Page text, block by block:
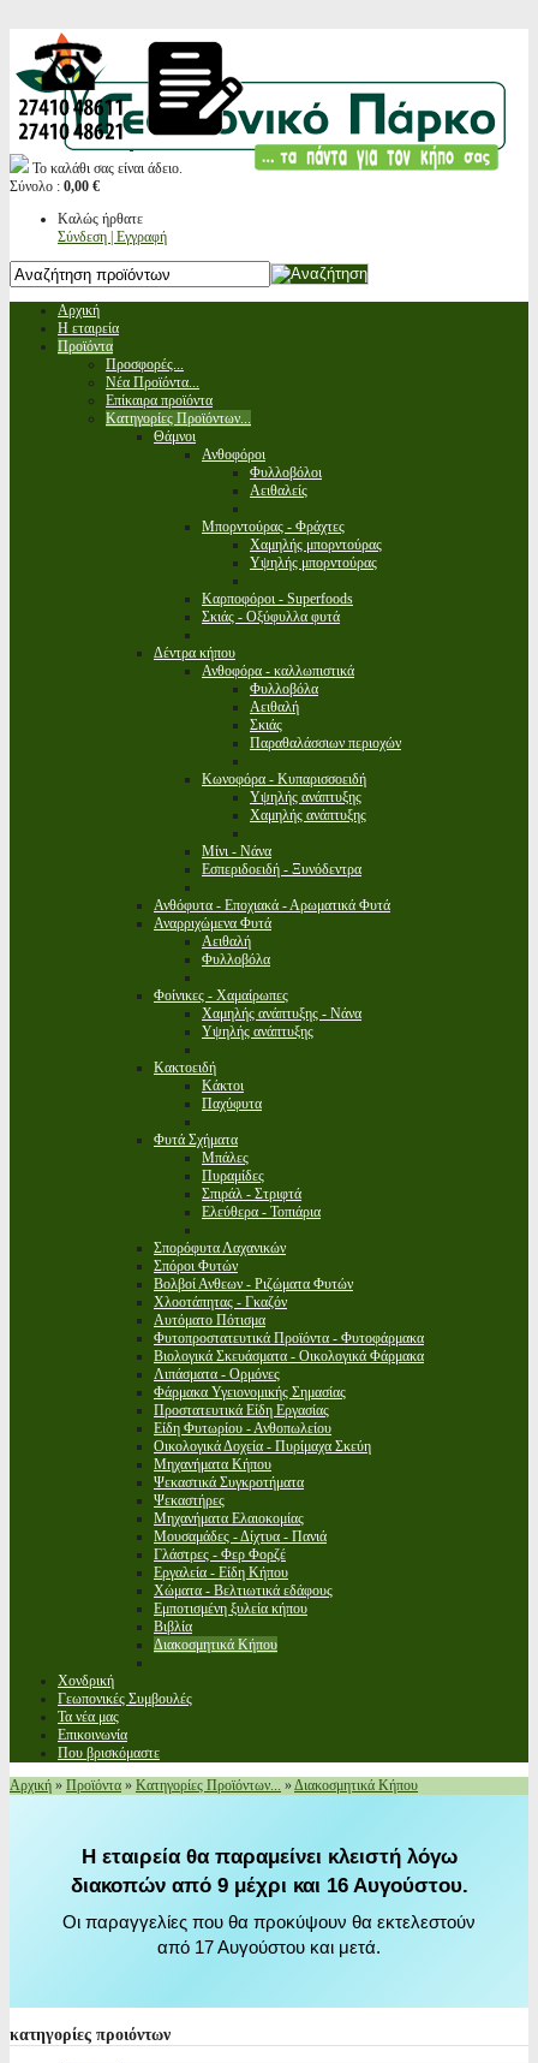
Το καλάθι σας είναι άδειο.
Σύνολο : 0,00 €
Καλώς ήρθατε
Σύνδεση | Εγγραφή
Αρχική
Η εταιρεία
Προϊόντα
Προσφορές...
Νέα Προϊόντα...
Επίκαιρα προϊόντα
Κατηγορίες Προϊόντων...
Θάμνοι
Ανθοφόροι
Φυλλοβόλοι
Αειθαλείς
Μπορντούρας - Φράχτες
Χαμηλής μπορντούρας
Υψηλής μπορντούρας
Καρποφόροι - Superfoods
Σκιάς - Οξύφυλλα φυτά
Δέντρα κήπου
Ανθοφόρα - καλλωπιστικά
Φυλλοβόλα
Αειθαλή
Σκιάς
Παραθαλάσσιων περιοχών
Κωνοφόρα - Κυπαρισσοειδή
Υψηλής ανάπτυξης
Χαμηλής ανάπτυξης
Μίνι - Νάνα
Εσπεριδοειδή - Ξυνόδεντρα
Ανθόφυτα - Εποχιακά - Αρωματικά Φυτά
Αναρριχώμενα Φυτά
Αειθαλή
Φυλλοβόλα
Φοίνικες - Χαμαίρωπες
Χαμηλής ανάπτυξης - Νάνα
Υψηλής ανάπτυξης
Κακτοειδή
Κάκτοι
Παχύφυτα
Φυτά Σχήματα
Μπάλες
Πυραμίδες
Σπιράλ - Στριφτά
Ελεύθερα - Τοπιάρια
Σπορόφυτα Λαχανικών
Σπόροι Φυτών
Βολβοί Ανθεων - Ριζώματα Φυτών
Χλοοτάπητας - Γκαζόν
Αυτόματο Πότισμα
Φυτοπροστατευτικά Προϊόντα - Φυτοφάρμακα
Βιολογικά Σκευάσματα - Οικολογικά Φάρμακα
Λιπάσματα - Ορμόνες
Φάρμακα Υγειονομικής Σημασίας
Προστατευτικά Είδη Εργασίας
Είδη Φυτωρίου - Ανθοπωλείου
Οικολογικά Δοχεία - Πυρίμαχα Σκεύη
Μηχανήματα Κήπου
Ψεκαστικά Συγκροτήματα
Ψεκαστήρες
Μηχανήματα Ελαιοκομίας
Μουσαμάδες - Δίχτυα - Πανιά
Γλάστρες - Φερ Φορζέ
Εργαλεία - Είδη Κήπου
Χώματα - Βελτιωτικά εδάφους
Εμποτισμένη ξυλεία κήπου
Βιβλία
Διακοσμητικά Κήπου
Χονδρική
Γεωπονικές Συμβουλές
Τα νέα μας
Επικοινωνία
Που βρισκόμαστε
Αρχική » Προϊόντα » Κατηγορίες Προϊόντων... »Διακοσμητικά Κήπου
Η εταιρεία θα παραμείνει κλειστή λόγω
διακοπών από 9 μέχρι και 16 Αυγούστου.
Οι παραγγελίες που θα προκύψουν θα εκτελεστούν
από 17 Αυγούστου και μετά.
κατηγορίες προιόντων